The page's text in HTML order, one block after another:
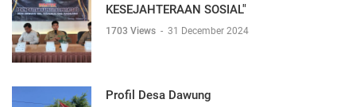
KESEJAHTERAAN SOSIAL"
1703 Views - 31 December 2024
Profil Desa Dawung